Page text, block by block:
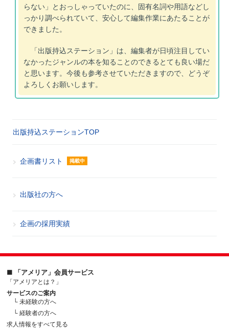
らない」とおっしゃっていたのに、固有名詞や用語などし
っかり調べられていて、安心して編集作業にあたることが
できました。
「出版持込ステーション」は、編集者が日頃注目してい
なかったジャンルの本を知ることのできるとても良い場だ
と思います。今後も参考させていただきますので、どうぞ
よろしくお願いします。
出版持込ステーションTOP
企画書リスト 掲載中
出版社の方へ
企画の採用実績
■ 「アメリア」会員サービス
「アメリアとは？」
サービスのご案内
└ 未経験の方へ
└ 経験者の方へ
求人情報をすべて見る